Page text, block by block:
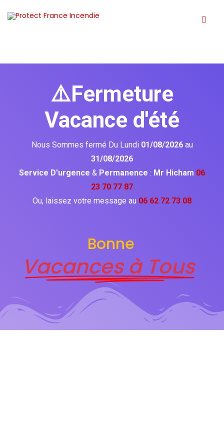
⚠️Fermeture
Vacance d'été
Nous Sommes fermé Du Lundi 01/08/2026 au
31/08/2026
Service D'urgence & Permanence : Mr Hicham 06
23 70 77 87
Ou, laissez votre message au 06 62 72 73 08
Bonne
Vacances à Tous